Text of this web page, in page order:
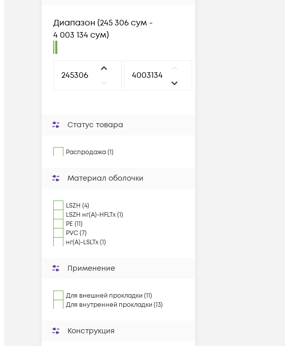
Диапазон (245 306 сум -
4 003 134 сум)
Статус товара
Распродажа (1)
Материал оболочки
LSZH (4)
LSZH нг(А)-HFLTx (1)
PE (11)
PVC (7)
нг(А)-LSLTx (1)
Применение
Для внешней прокладки (11)
Для внутренней прокладки (13)
Конструкция